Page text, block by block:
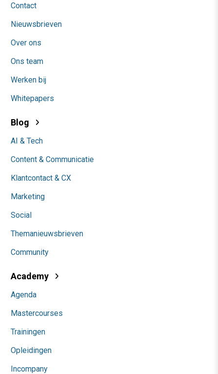
Contact
Nieuwsbrieven
Over ons
Ons team
Werken bij
Whitepapers
Blog
AI & Tech
Content & Communicatie
Klantcontact & CX
Marketing
Social
Themanieuwsbrieven
Community
Academy
Agenda
Mastercourses
Trainingen
Opleidingen
Incompany